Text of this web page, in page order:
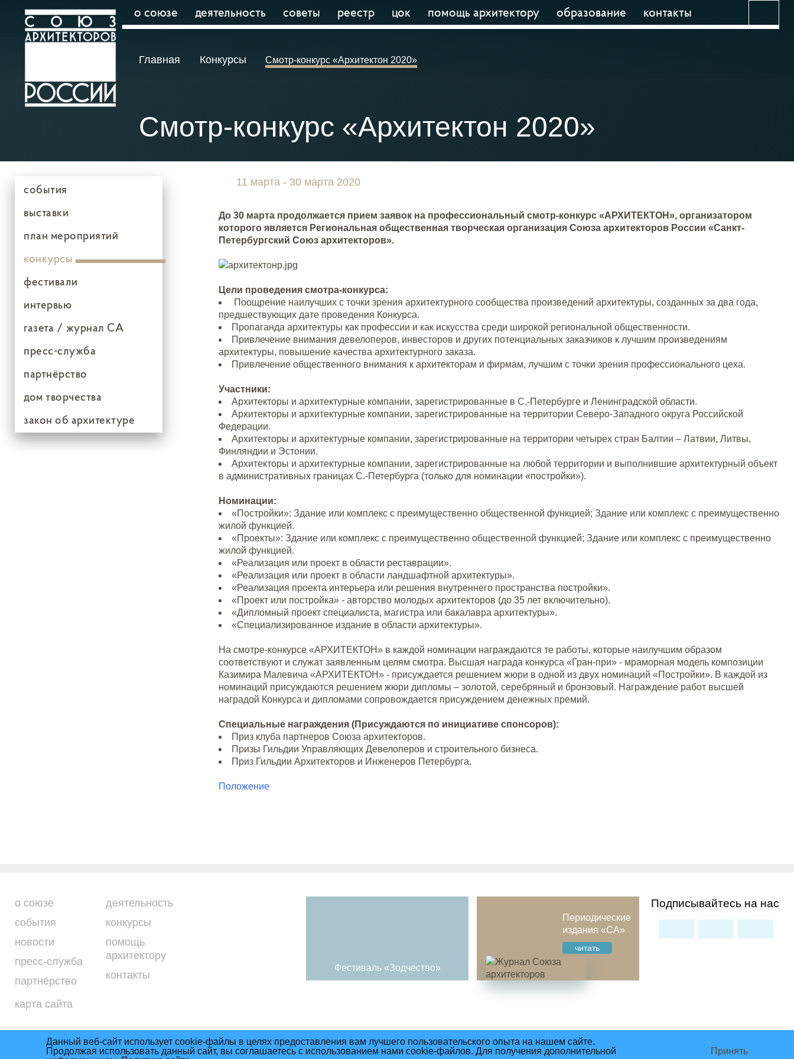
о союзе деятельность советы реестр цок помощь архитектору образование контакты
Главная Конкурсы Смотр-конкурс «Архитектон 2020»
Смотр-конкурс «Архитектон 2020»
события
выставки
план мероприятий
конкурсы
фестивали
интервью
газета / журнал СА
пресс-служба
партнёрство
дом творчества
закон об архитектуре
11 марта - 30 марта 2020
До 30 марта продолжается прием заявок на профессиональный смотр-конкурс «АРХИТЕКТОН», организатором
которого является Региональная общественная творческая организация Союза архитекторов России «Санкт-
Петербургский Союз архитекторов».
Цели проведения смотра-конкурса:
Поощрение наилучших с точки зрения архитектурного сообщества произведений архитектуры, созданных за два года,
предшествующих дате проведения Конкурса.
Пропаганда архитектуры как профессии и как искусства среди широкой региональной общественности.
Привлечение внимания девелоперов, инвесторов и других потенциальных заказчиков к лучшим произведениям
архитектуры, повышение качества архитектурного заказа.
Привлечение общественного внимания к архитекторам и фирмам, лучшим с точки зрения профессионального цеха.
Участники:
Архитекторы и архитектурные компании, зарегистрированные в С.-Петербурге и Ленинградской области.
Архитекторы и архитектурные компании, зарегистрированные на территории Северо-Западного округа Российской
Федерации.
Архитекторы и архитектурные компании, зарегистрированные на территории четырех стран Балтии – Латвии, Литвы,
Финляндии и Эстонии.
Архитекторы и архитектурные компании, зарегистрированные на любой территории и выполнившие архитектурный объект
в административных границах С.-Петербурга (только для номинации «постройки»).
Номинации:
«Постройки»: Здание или комплекс с преимущественно общественной функцией; Здание или комплекс с преимущественно
жилой функцией.
«Проекты»: Здание или комплекс с преимущественно общественной функцией; Здание или комплекс с преимущественно
жилой функцией.
«Реализация или проект в области реставрации».
«Реализация или проект в области ландшафтной архитектуры».
«Реализация проекта интерьера или решения внутреннего пространства постройки».
«Проект или постройка» - авторство молодых архитекторов (до 35 лет включительно).
«Дипломный проект специалиста, магистра или бакалавра архитектуры».
«Специализированное издание в области архитектуры».
На смотре-конкурсе «АРХИТЕКТОН» в каждой номинации награждаются те работы, которые наилучшим образом
соответствуют и служат заявленным целям смотра. Высшая награда конкурса «Гран-при» - мраморная модель композиции
Казимира Малевича «АРХИТЕКТОН» - присуждается решением жюри в одной из двух номинаций «Постройки». В каждой из
номинаций присуждаются решением жюри дипломы – золотой, серебряный и бронзовый. Награждение работ высшей
наградой Конкурса и дипломами сопровождается присуждением денежных премий.
Специальные награждения (Присуждаются по инициативе спонсоров):
Приз клуба партнеров Союза архитекторов.
Призы Гильдии Управляющих Девелоперов и строительного бизнеса.
Приз Гильдии Архитекторов и Инженеров Петербурга.
Положение
о союзе
события
новости
пресс-служба
партнёрство
деятельность
конкурсы
помощь
архитектору
контакты
карта сайта
Подписывайтесь на нас
Фестиваль «Зодчество»
Периодические
издания «СА»
читать
Условия использования материалов сайта Политика Конфиденциальности сделано в студии Восхождение
Данный веб-сайт использует cookie-файлы в целях предоставления вам лучшего пользовательского опыта на нашем сайте.
Продолжая использовать данный сайт, вы соглашаетесь с использованием нами cookie-файлов. Для получения дополнительной
Принять